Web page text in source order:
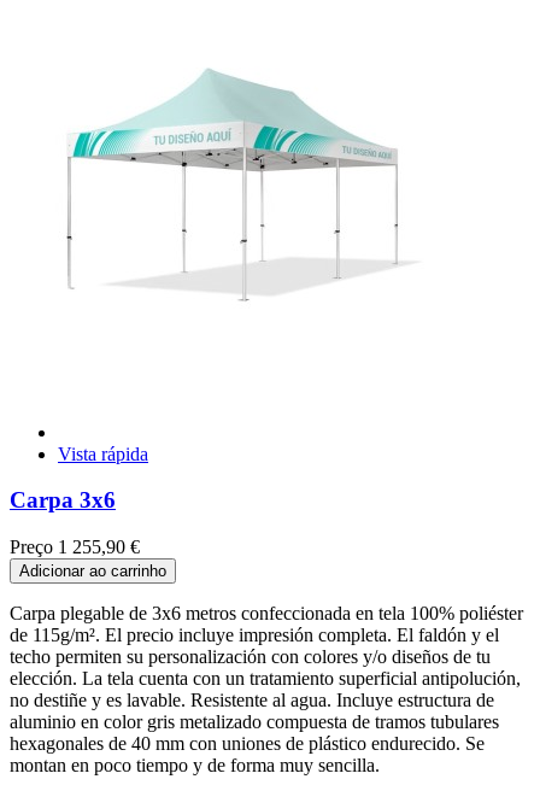
Vista rápida
Carpa 3x6
Preço 1 255,90 €
Adicionar ao carrinho
Carpa plegable de 3x6 metros confeccionada en tela 100% poliéster
de 115g/m². El precio incluye impresión completa. El faldón y el
techo permiten su personalización con colores y/o diseños de tu
elección. La tela cuenta con un tratamiento superficial antipolución,
no destiñe y es lavable. Resistente al agua. Incluye estructura de
aluminio en color gris metalizado compuesta de tramos tubulares
hexagonales de 40 mm con uniones de plástico endurecido. Se
montan en poco tiempo y de forma muy sencilla.